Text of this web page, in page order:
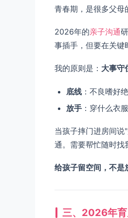
青春期，是很多父母
2026年的亲子沟通
事插手，但要在关键
我的原则是： 大事守
底线 ：不良嗜好
放手 ：穿什么衣
当孩子摔门进房间
通。需要帮忙随时找
给孩子留空间，不是
三、2026年育